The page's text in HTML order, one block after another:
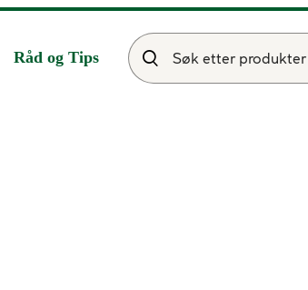
Råd og Tips